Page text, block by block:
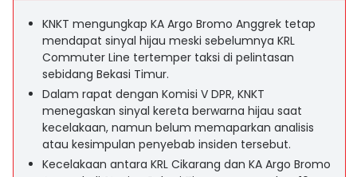
KNKT mengungkap KA Argo Bromo Anggrek tetap
mendapat sinyal hijau meski sebelumnya KRL
Commuter Line tertemper taksi di pelintasan
sebidang Bekasi Timur.
Dalam rapat dengan Komisi V DPR, KNKT
menegaskan sinyal kereta berwarna hijau saat
kecelakaan, namun belum memaparkan analisis
atau kesimpulan penyebab insiden tersebut.
Kecelakaan antara KRL Cikarang dan KA Argo Bromo